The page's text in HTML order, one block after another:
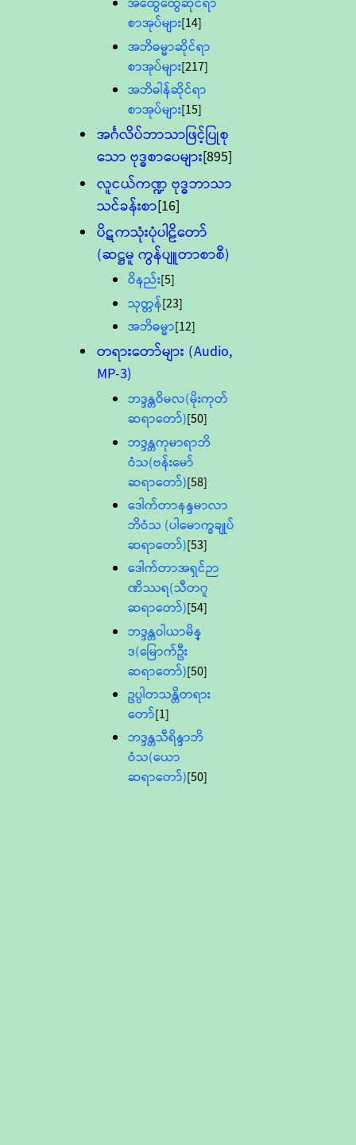
စာအုပ်များ[14]
အဘိဓမ္မာဆိုင်ရာ
စာအုပ်များ[217]
အဘိဓါန်ဆိုင်ရာ
စာအုပ်များ[15]
အင်္ဂလိပ်ဘာသာဖြင့်ပြုစု
သော ဗုဒ္ဓစာပေများ[895]
လူငယ်ကဏ္ဍ ဗုဒ္ဓဘာသာ
သင်ခန်းစာ[16]
ပိဋကသုံးပုံပါဠိတော်
(ဆဋ္ဌမူ ကွန်ပျူတာစာစီ)
ဝိနည်း[5]
သုတ္တန်[23]
အဘိဓမ္မာ[12]
တရားတော်များ (Audio,
MP-3)
ဘဒ္ဒန္တဝိမလ(မိုးကုတ်
ဆရာတော်)[50]
ဘဒ္ဒန္တကုမာရာဘိ
ဝံသ(ဗန်းမော်
ဆရာတော်)[58]
ဒေါက်တာနန္ဒမာလာ
ဘိဝံသ (ပါမောက္ခချုပ်
ဆရာတော်)[53]
ဒေါက်တာအရှင်ဉာ
ဏိဿရ(သီတဂူ
ဆရာတော်)[54]
ဘဒ္ဒန္တဝါယာမိန္
ဒ(မြောက်ဦး
ဆရာတော်)[50]
ဥပ္ပါတသန္တိတရား
တော်[1]
ဘဒ္ဒန္တသီရိန္ဒာဘိ
ဝံသ(ယော
ဆရာတော်)[50]